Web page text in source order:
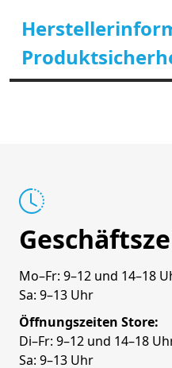
Mo–Fr: 9–12 und 14–18
Sa: 9–13 Uhr
Öffnungszeiten Store:
Di–Fr: 9–12 und 14–18
Sa: 9–13 Uhr